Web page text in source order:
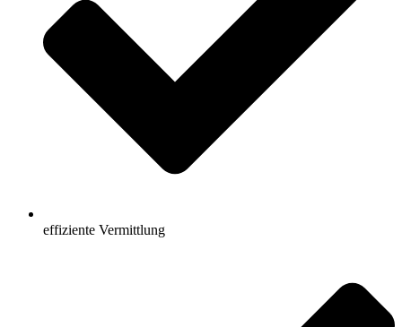
effiziente Vermittlung